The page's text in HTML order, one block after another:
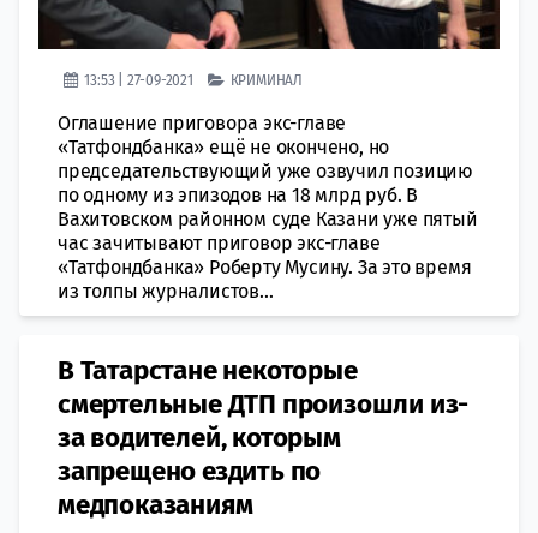
13:53 | 27-09-2021 КРИМИНАЛ
Оглашение приговора экс-главе
«Татфондбанка» ещё не окончено, но
председательствующий уже озвучил позицию
по одному из эпизодов на 18 млрд руб. В
Вахитовском районном суде Казани уже пятый
час зачитывают приговор экс-главе
«Татфондбанка» Роберту Мусину. За это время
из толпы журналистов...
В Татарстане некоторые
смертельные ДТП произошли из-
за водителей, которым
запрещено ездить по
медпоказаниям